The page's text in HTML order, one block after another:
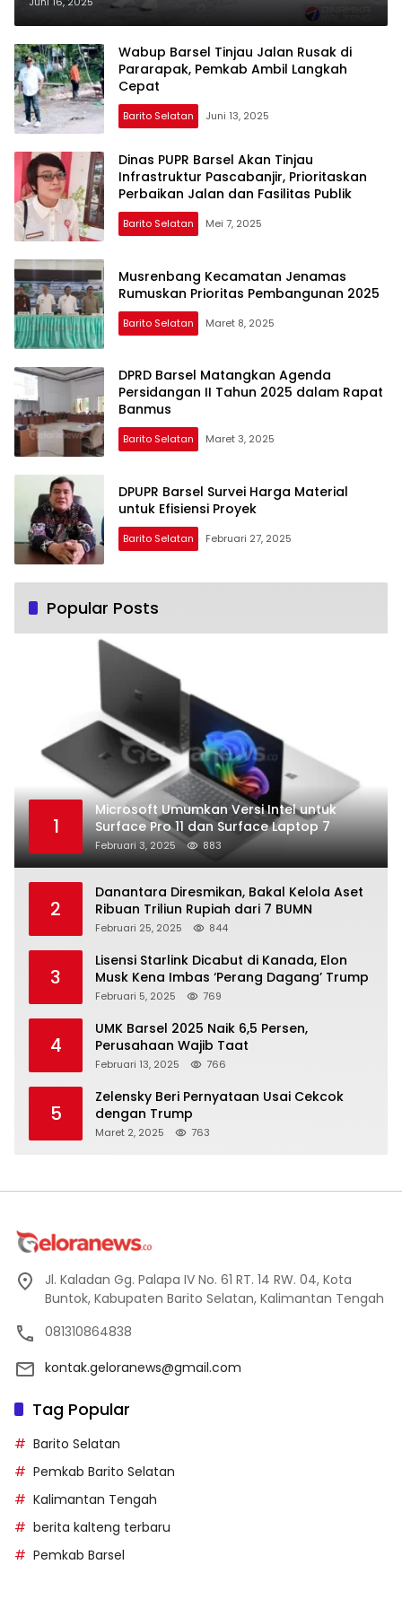
Wabup Barsel Tinjau Jalan Rusak di
Pararapak, Pemkab Ambil Langkah
Cepat
Barito Selatan Juni 13, 2025
Dinas PUPR Barsel Akan Tinjau
Infrastruktur Pascabanjir, Prioritaskan
Perbaikan Jalan dan Fasilitas Publik
Barito Selatan Mei 7, 2025
Musrenbang Kecamatan Jenamas
Rumuskan Prioritas Pembangunan 2025
Barito Selatan Maret 8, 2025
DPRD Barsel Matangkan Agenda
Persidangan II Tahun 2025 dalam Rapat
Banmus
Barito Selatan Maret 3, 2025
DPUPR Barsel Survei Harga Material
untuk Efisiensi Proyek
Barito Selatan Februari 27, 2025
Popular Posts
1
Microsoft Umumkan Versi Intel untuk
Surface Pro 11 dan Surface Laptop 7
Februari 3, 2025 883
2
Danantara Diresmikan, Bakal Kelola Aset
Ribuan Triliun Rupiah dari 7 BUMN
Februari 25, 2025 844
3
Lisensi Starlink Dicabut di Kanada, Elon
Musk Kena Imbas ‘Perang Dagang’ Trump
Februari 5, 2025 769
4
UMK Barsel 2025 Naik 6,5 Persen,
Perusahaan Wajib Taat
Februari 13, 2025 766
5
Zelensky Beri Pernyataan Usai Cekcok
dengan Trump
Maret 2, 2025 763
Jl. Kaladan Gg. Palapa IV No. 61 RT. 14 RW. 04, Kota
Buntok, Kabupaten Barito Selatan, Kalimantan Tengah
081310864838
kontak.geloranews@gmail.com
Tag Popular
Barito Selatan
Pemkab Barito Selatan
Kalimantan Tengah
berita kalteng terbaru
Pemkab Barsel